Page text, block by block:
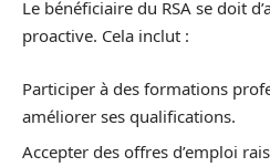
Le bénéficiaire du RSA se doit
proactive. Cela inclut :
Participer à des formations
améliorer ses qualifications.
Accepter des offres d’emploi